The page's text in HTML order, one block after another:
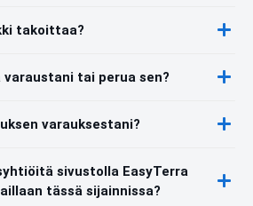
takoittaa?
tai perua sen?
varauksestani?
sivustolla EasyTerra
tässä sijainnissa?